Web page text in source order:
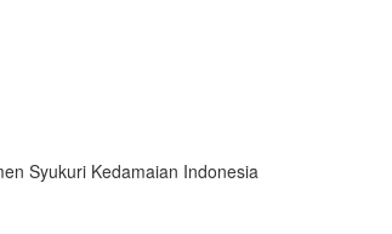
Syukuri Kedamaian Indonesia